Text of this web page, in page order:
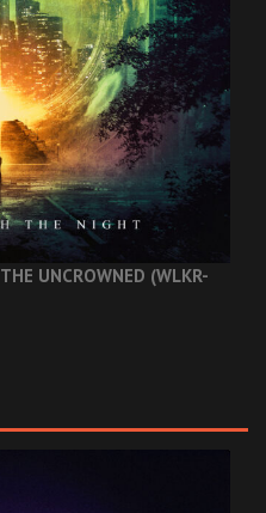
THE UNCROWNED (WLKR-